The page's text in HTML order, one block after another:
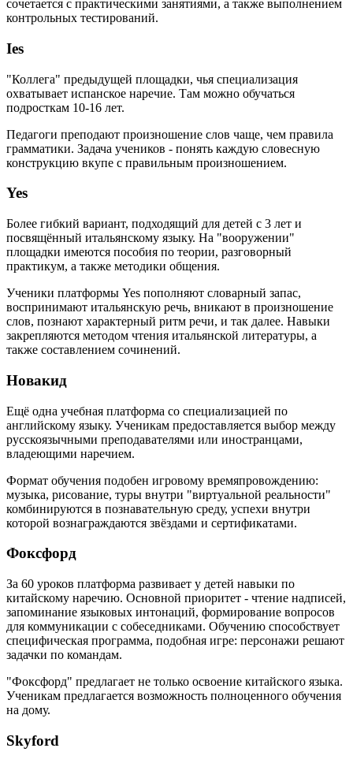
сочетается с практическими занятиями, а также выполнением
контрольных тестирований.
Ies
"Коллега" предыдущей площадки, чья специализация
охватывает испанское наречие. Там можно обучаться
подросткам 10-16 лет.
Педагоги преподают произношение слов чаще, чем правила
грамматики. Задача учеников - понять каждую словесную
конструкцию вкупе с правильным произношением.
Yes
Более гибкий вариант, подходящий для детей с 3 лет и
посвящённый итальянскому языку. На "вооружении"
площадки имеются пособия по теории, разговорный
практикум, а также методики общения.
Ученики платформы Yes пополняют словарный запас,
воспринимают итальянскую речь, вникают в произношение
слов, познают характерный ритм речи, и так далее. Навыки
закрепляются методом чтения итальянской литературы, а
также составлением сочинений.
Новакид
Ещё одна учебная платформа со специализацией по
английскому языку. Ученикам предоставляется выбор между
русскоязычными преподавателями или иностранцами,
владеющими наречием.
Формат обучения подобен игровому времяпровождению:
музыка, рисование, туры внутри "виртуальной реальности"
комбинируются в познавательную среду, успехи внутри
которой вознаграждаются звёздами и сертификатами.
Фоксфорд
За 60 уроков платформа развивает у детей навыки по
китайскому наречию. Основной приоритет - чтение надписей,
запоминание языковых интонаций, формирование вопросов
для коммуникации с собеседниками. Обучению способствует
специфическая программа, подобная игре: персонажи решают
задачки по командам.
"Фоксфорд" предлагает не только освоение китайского языка.
Ученикам предлагается возможность полноценного обучения
на дому.
Skyford